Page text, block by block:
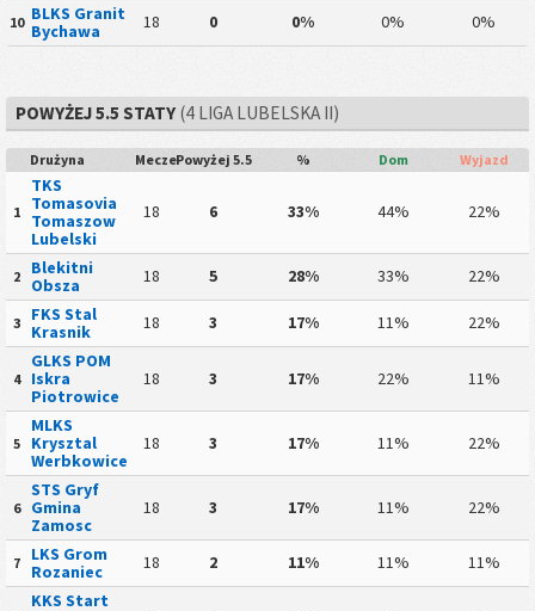
10 BLKS Granit
Bychawa
18 0 0% 0% 0%
POWYŻEJ 5.5 STATY(4 LIGA LUBELSKA II)
Drużyna MeczePowyżej 5.5 % Dom Wyjazd
1
TKS
Tomasovia
Tomaszow
Lubelski
18 6 33% 44% 22%
2
Blekitni
Obsza
18 5 28% 33% 22%
3
FKS Stal
Krasnik
18 3 17% 11% 22%
4
GLKS POM
Iskra
Piotrowice
18 3 17% 22% 11%
5
MLKS
Krysztal
Werbkowice
18 3 17% 11% 22%
6
STS Gryf
Gmina
Zamosc
18 3 17% 11% 22%
7
LKS Grom
Rozaniec
18 2 11% 11% 11%
KKS Start